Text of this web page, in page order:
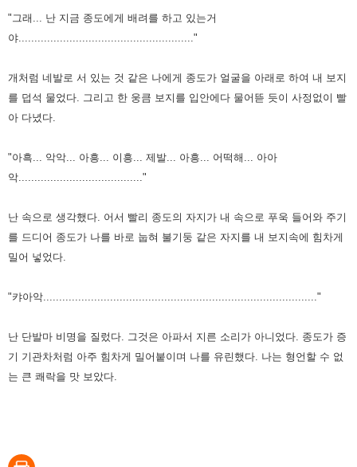
"그래... 난 지금 종도에게 배려를 하고 있는거
야......................................................."
개처럼 네발로 서 있는 것 같은 나에게 종도가 얼굴을 아래로 하여 내 보지
를 덥석 물었다.
그리고 한 웅큼 보지를 입안에다 물어뜯 듯이 사정없이 빨
아 다녔다.
"아흑... 악악... 아흥... 이흥... 제발... 아흥... 어떡해... 아아
악......................................."
난 속으로 생각했다. 어서 빨리 종도의 자지가 내 속으로 푸욱 들어와 주기
를 드디어 종도가 나를 바로 눕혀 불기둥 같은 자지를 내 보지속에 힘차게
밀어 넣었다.
"캬아악......................................................................................"
난 단발마 비명을 질렀다. 그것은 아파서 지른 소리가 아니었다. 종도가 증
기 기관차처럼 아주 힘차게 밀어붙이며 나를 유린했다. 나는 형언할 수 없
는 큰 쾌락을 맛 보았다.